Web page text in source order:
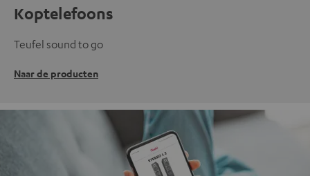
Koptelefoons
Teufel sound to go
Naar de producten